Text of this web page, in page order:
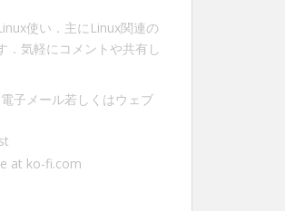
使い．主にLinux関連の
．気軽にコメントや共有し
電子メール若しくは ウェブ